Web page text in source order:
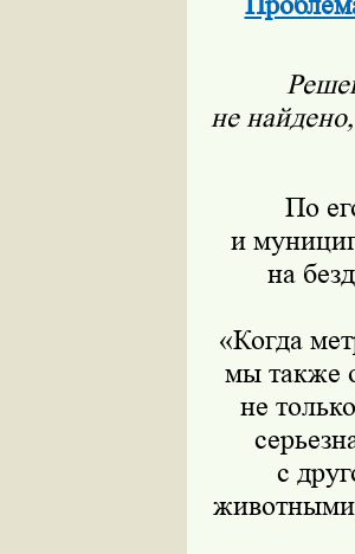
не
По
и
на
«Когда
мы также
не
с